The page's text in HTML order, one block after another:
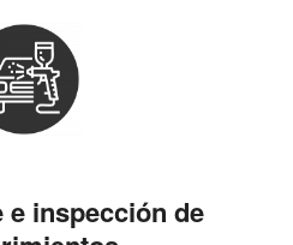
e inspección de